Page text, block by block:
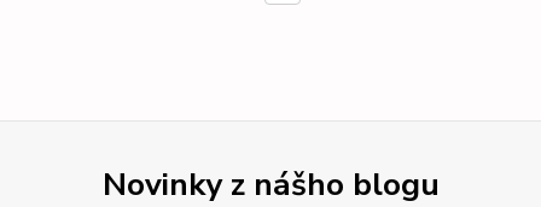
Novinky z nášho blogu